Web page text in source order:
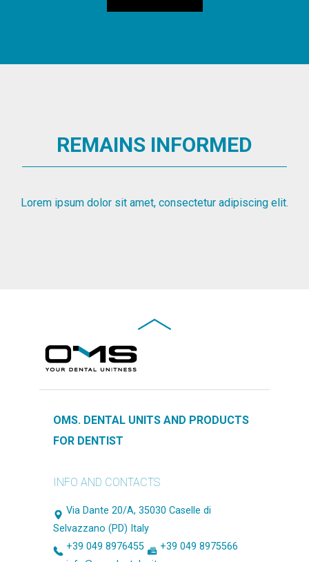
REMAINS INFORMED
Lorem ipsum dolor sit amet, consectetur adipiscing elit.
OMS. DENTAL UNITS AND PRODUCTS
FOR DENTIST
INFO AND CONTACTS
Via Dante 20/A, 35030 Caselle di
Selvazzano (PD) Italy
+39 049 8976455
+39 049 8975566